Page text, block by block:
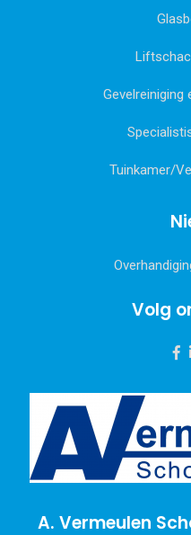
Gevelreiniging
Tuinkamer/
Volg
A. Vermeulen